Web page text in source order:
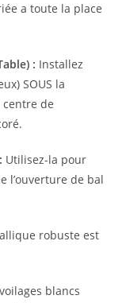
a toute la place
: Installez
SOUS la
de
Utilisez-la pour
l’ouverture de bal
robuste est
blancs